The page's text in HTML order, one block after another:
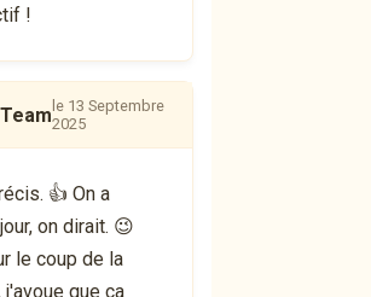
!
le 13 Septembre
2025
👍 On a
on dirait. 😉
le coup de la
que ça